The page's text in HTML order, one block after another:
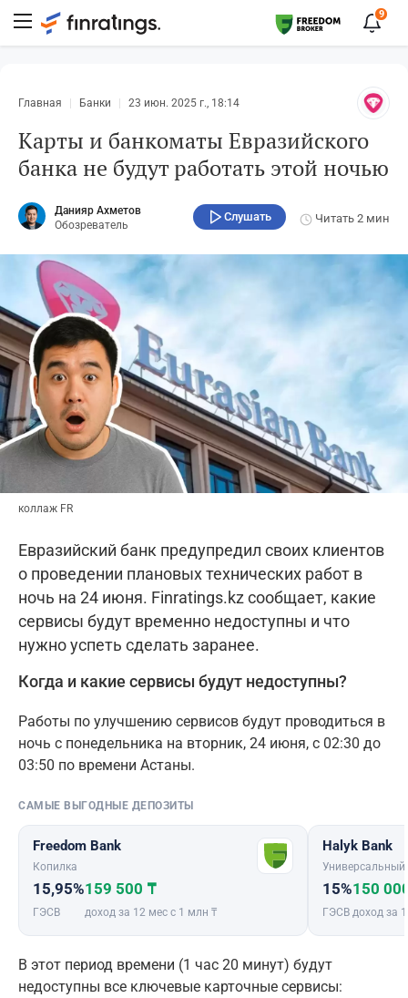
9
Главная Банки 23 июн. 2025 г., 18:14
Карты и банкоматы Евразийского
банка не будут работать этой ночью
Данияр Ахметов
Обозреватель
Слушать Читать 2 мин
коллаж FR
Евразийский банк предупредил своих клиентов
о проведении плановых технических работ в
ночь на 24 июня. Finratings.kz сообщает, какие
сервисы будут временно недоступны и что
нужно успеть сделать заранее.
Когда и какие сервисы будут недоступны?
Работы по улучшению сервисов будут проводиться в
ночь с понедельника на вторник, 24 июня, с 02:30 до
03:50 по времени Астаны.
САМЫЕ ВЫГОДНЫЕ ДЕПОЗИТЫ
Freedom Bank
Копилка
15,95%
ГЭСВ
159 500 ₸
доход за 12 мес с 1 млн ₸
Halyk Bank
Универсальный
15%
ГЭСВ
150
доход за
В этот период времени (1 час 20 минут) будут
недоступны все ключевые карточные сервисы: